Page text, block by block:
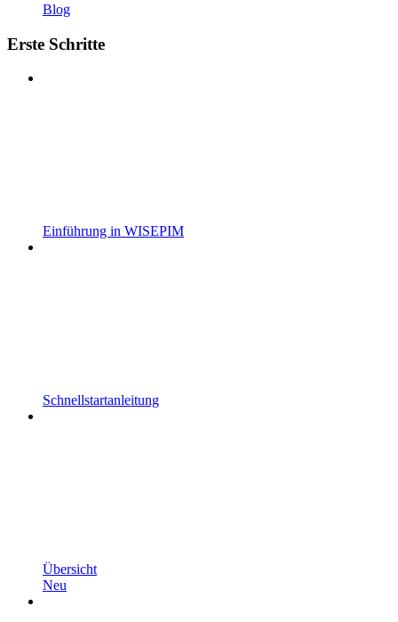
Blog
Erste Schritte
Einführung in WISEPIM
Schnellstartanleitung
Übersicht
Neu